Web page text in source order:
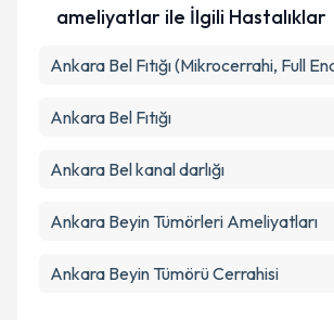
ameliyatlar ile İlgili Hastalıklar
Ankara Bel Fıtığı (Mikrocerrahi, Full
Ankara Bel Fıtığı
Ankara Bel kanal darlığı
Ankara Beyin Tümörleri Ameliyatları
Ankara Beyin Tümörü Cerrahisi